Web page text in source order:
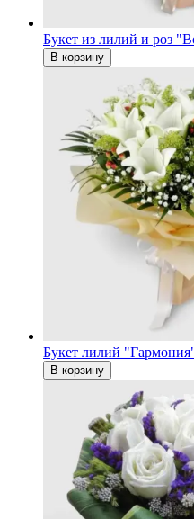
Букет из лилий и роз
В корзину
Букет лилий
В корзину